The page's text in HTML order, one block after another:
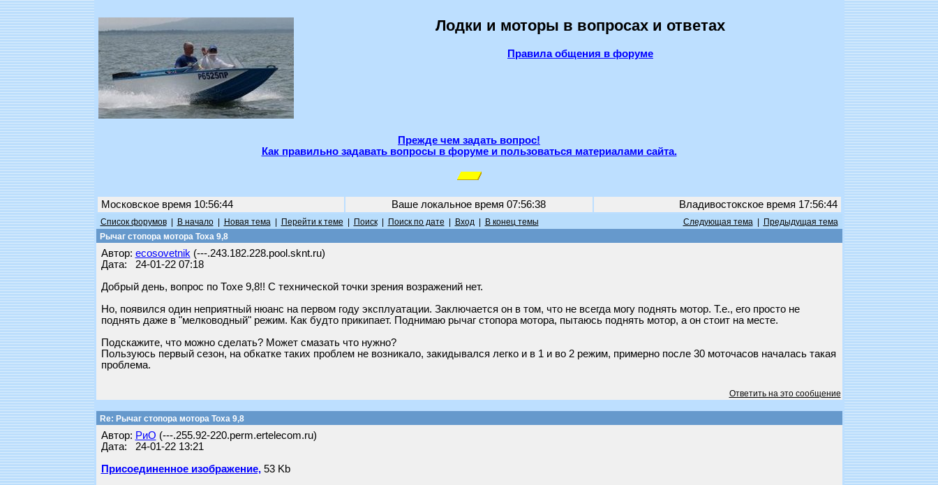
Лодки и моторы в вопросах и ответах
Правила общения в форуме
Прежде чем задать вопрос!
Как правильно задавать вопросы в форуме и пользоваться материалами сайта.
Московское время 10:56:44 Ваше локальное время 07:56:38 Владивостокское время 17:56:44
Список форумов| В начало| Новая тема| Перейти к теме Поиск| Поиск по дате Вход| В конец темы Следующая тема|
Предыдущая тема
Рычаг стопора мотора Тоха 9,8
Автор: ecosovetnik (---.243.182.228.pool.sknt.ru)
Дата: 24-01-22 07:18
Добрый день, вопрос по Тохе 9,8!! С технической точки зрения возражений нет.
Но, появился один неприятный нюанс на первом году эксплуатации. Заключается он в том, что не всегда могу поднять мотор. Т.е., его просто не
поднять даже в "мелководный" режим. Как будто прикипает. Поднимаю рычаг стопора мотора, пытаюсь поднять мотор, а он стоит на месте.
Подскажите, что можно сделать? Может смазать что нужно?
Пользуюсь первый сезон, на обкатке таких проблем не возникало, закидывался легко и в 1 и во 2 режим, примерно после 30 моточасов началась такая
проблема.
Ответить на это сообщение
Re: Рычаг стопора мотора Тоха 9,8
Автор: РиО (---.255.92-220.perm.ertelecom.ru)
Дата: 24-01-22 13:21
Присоединенное изображение,53 Kb